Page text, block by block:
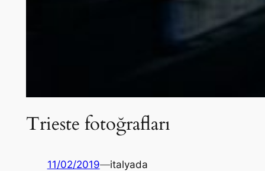
Trieste fotoğrafları
11/02/2019—italyada